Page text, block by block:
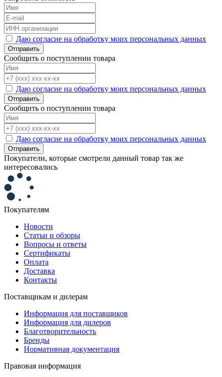
Даю согласие на обработку моих персональных данных
Отправить
Сообщить о поступлении товара
Даю согласие на обработку моих персональных данных
Отправить
Сообщить о поступлении товара
Даю согласие на обработку моих персональных данных
Отправить
Покупатели, которые смотрели данный товар так же
интересовались
Покупателям
Новости
Статьи и обзоры
Вопросы и ответы
Сертификаты
Оплата
Доставка
Контакты
Поставщикам и дилерам
Информация для поставщиков
Информация для дилеров
Благотворительность
Бренды
Нормативная документация
Правовая информация